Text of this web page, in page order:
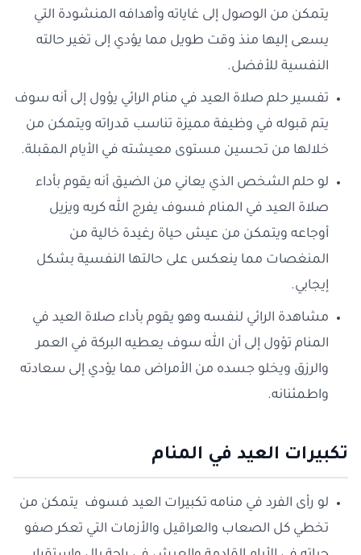
يتمكن من الوصول إلى غاياته وأهدافه المنشودة التي
يسعى إليها منذ وقت طويل مما يؤدي إلى تغير حالته
النفسية للأفضل.
تفسير حلم صلاة العيد في منام الرائي يؤول إلى أنه سوف
يتم قبوله في وظيفة مميزة تناسب قدراته ويتمكن من
خلالها من تحسين مستوى معيشته في الأيام المقبلة.
لو حلم الشخص الذي يعاني من الضيق أنه يقوم بأداء
صلاة العيد في المنام فسوف يفرج الله كربه ويزيل
أوجاعه ويتمكن من عيش حياة رغيدة خالية من
المنغصات مما ينعكس على حالتها النفسية بشكل
إيجابي.
مشاهدة الرائي لنفسه وهو يقوم بأداء صلاة العيد في
المنام تؤول إلى أن الله سوف يعطيه البركة في العمر
والرزق ويخلو جسده من الأمراض مما يؤدي إلى سعادته
واطمئنانه.
تكبيرات العيد في المنام
لو رأى الفرد في منامه تكبيرات العيد فسوف يتمكن من
تخطي كل الصعاب والعراقيل والأزمات التي تعكر صفو